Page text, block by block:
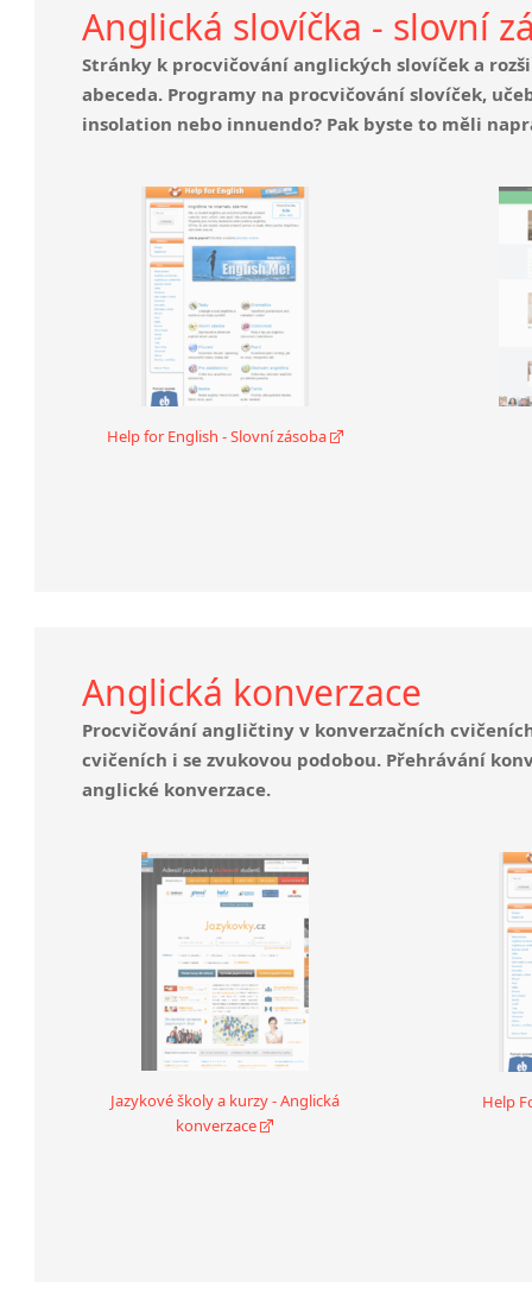
Anglická slovíčka - slovní
Stránky k procvičování anglických slovíček a
abeceda. Programy na procvičování slovíček,
insolation nebo innuendo? Pak byste to měli
Help for English - Slovní zásoba
Anglická konverzace
Procvičování angličtiny v konverzačních
cvičeních i se zvukovou podobou. Přehrávání
anglické konverzace.
Jazykové školy a kurzy - Anglická
konverzace
Help